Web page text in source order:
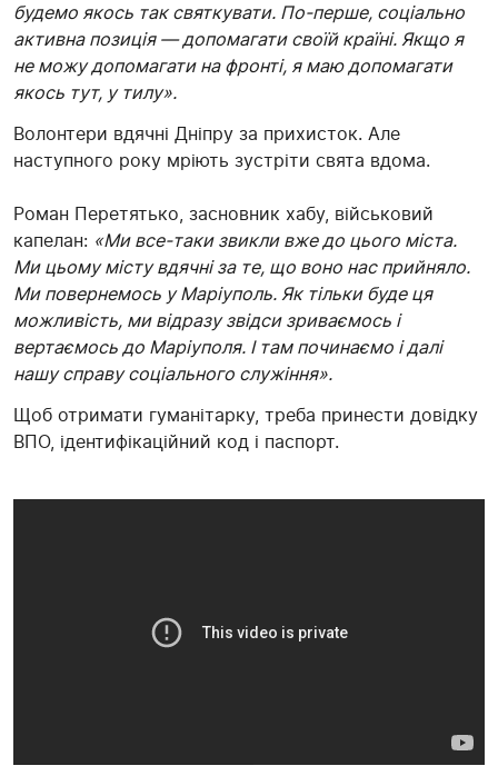
будемо якось так святкувати. По-перше, соціально
активна позиція — допомагати своїй країні. Якщо я
не можу допомагати на фронті, я маю допомагати
якось тут, у тилу».
Волонтери вдячні Дніпру за прихисток. Але
наступного року мріють зустріти свята вдома.
Роман Перетятько, засновник хабу, військовий
капелан: «Ми все-таки звикли вже до цього міста.
Ми цьому місту вдячні за те, що воно нас прийняло.
Ми повернемось у Маріуполь. Як тільки буде ця
можливість, ми відразу звідси зриваємось і
вертаємось до Маріуполя. І там починаємо і далі
нашу справу соціального служіння».
Щоб отримати гуманітарку, треба принести довідку
ВПО, ідентифікаційний код і паспорт.